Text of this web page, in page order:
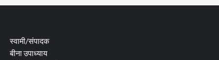
स्वामी/संपादक
बीना उपाध्याय